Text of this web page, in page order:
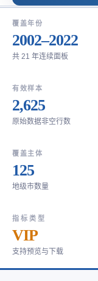
覆盖年份
2002–2022
共 21 年连续面板
有效样本
2,625
原始数据非空行数
覆盖主体
125
地级市数量
指标类型
VIP
支持预览与下载